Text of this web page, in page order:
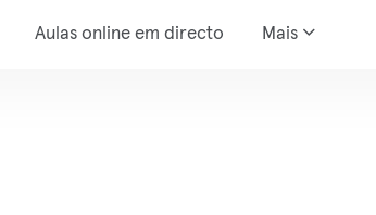
Aulas online em directo Mais